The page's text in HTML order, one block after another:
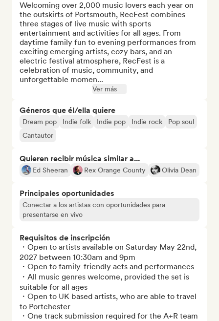
Welcoming over 2,000 music lovers each year on
the outskirts of Portsmouth, RecFest combines
three stages of live music with sports
entertainment and activities for all ages. From
daytime family fun to evening performances from
exciting emerging artists, cozy bars, and an
electric festival atmosphere, RecFest is a
celebration of music, community, and
unforgettable momen...
Ver más
Géneros que él/ella quiere
Dream pop Indie folk Indie pop Indie rock
Pop soul
Cantautor
Quieren recibir música similar a...
Ed Sheeran Rex Orange County Olivia Dean
Principales oportunidades
Conectar a los artistas con oportunidades para
presentarse en vivo
Requisitos de inscripción
・Open to artists available on Saturday May 22nd,
2027 between 10:30am and 9pm
・Open to family-friendly acts and performances
・All music genres welcome, provided the set is
suitable for all ages
・Open to UK based artists, who are able to travel
to Portchester
・One track submission required for the A+R team